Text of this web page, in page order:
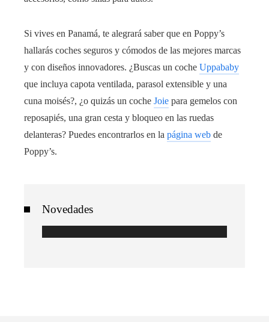
Si vives en Panamá, te alegrará saber que en Poppy’s
hallarás coches seguros y cómodos de las mejores marcas
y con diseños innovadores. ¿Buscas un coche Uppababy
que incluya capota ventilada, parasol extensible y una
cuna moisés?, ¿o quizás un coche Joie para gemelos con
reposapiés, una gran cesta y bloqueo en las ruedas
delanteras? Puedes encontrarlos en la página web de
Poppy’s.
Novedades